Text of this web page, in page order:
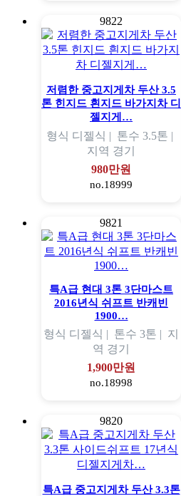
9822
저렴한 중고지게차 두산 3.5
톤 힌지드 흰지드 바가지차 디
젤지게…
형식 디젤식 | 톤수 3.5톤 |
지역 경기
980만원
no.18999
9821
특A급 현대 3톤 3단마스트
2016년식 쉬프트 반캐빈
1900…
형식 디젤식 | 톤수 3톤 | 지
역 경기
1,900만원
no.18998
9820
특A급 중고지게차 두산 3.3톤